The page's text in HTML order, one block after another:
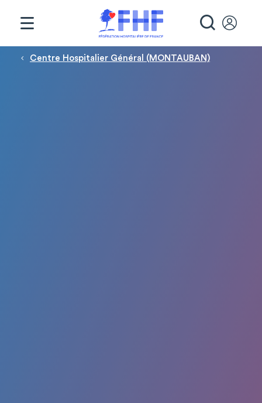
Fil d'Ariane
Centre Hospitalier Général (MONTAUBAN)
Panneau de gestion des cookies